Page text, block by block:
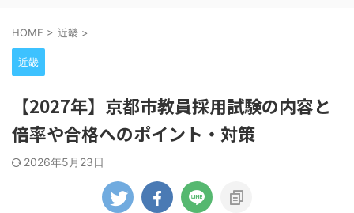
HOME > 近畿 >
近畿
【2027年】京都市教員採用試験の内容と
倍率や合格へのポイント・対策
2026年5月23日